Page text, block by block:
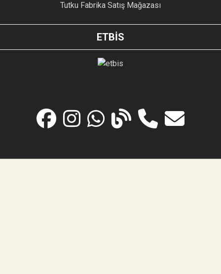
Tutku Fabrika Satış Mağazası
ETBİS